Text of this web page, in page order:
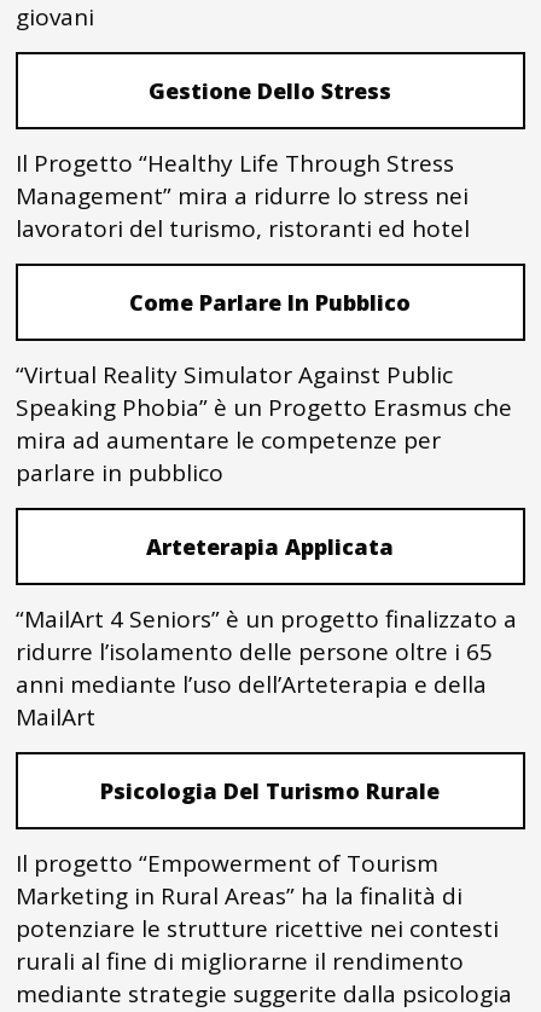
giovani
Gestione Dello Stress
Il Progetto “Healthy Life Through Stress
Management” mira a ridurre lo stress nei
lavoratori del turismo, ristoranti ed hotel
Come Parlare In Pubblico
“Virtual Reality Simulator Against Public
Speaking Phobia” è un Progetto Erasmus che
mira ad aumentare le competenze per
parlare in pubblico
Arteterapia Applicata
“MailArt 4 Seniors” è un progetto finalizzato a
ridurre l’isolamento delle persone oltre i 65
anni mediante l’uso dell’Arteterapia e della
MailArt
Psicologia Del Turismo Rurale
Il progetto “Empowerment of Tourism
Marketing in Rural Areas” ha la finalità di
potenziare le strutture ricettive nei contesti
rurali al fine di migliorarne il rendimento
mediante strategie suggerite dalla psicologia